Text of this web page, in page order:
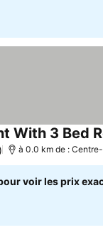
With 3 Bed
à 0.0 km de :
voir les prix